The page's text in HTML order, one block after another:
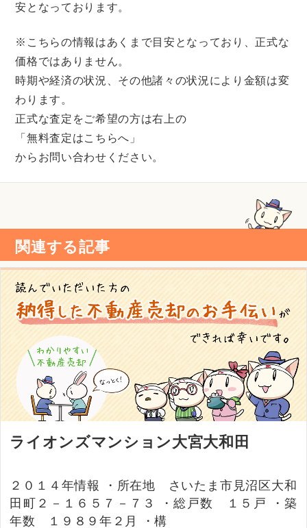
安となっております。
※こちらの情報はあくまで目安となっており、正式な
価格ではありません。
時期や経済の状況、その他諸々の状況により金額は変
わります。
正式な査定をご希望の方は右上の
「無料査定はこちらへ」
からお問い合わせください。
関連する記事
ライオンズマンション大宮大和田
２０１４年情報 ・所在地 さいたま市見沼区大和
田町２－１６５７－７３ ・総戸数 １５戸 ・築
年数 １９８９年２月 ・構